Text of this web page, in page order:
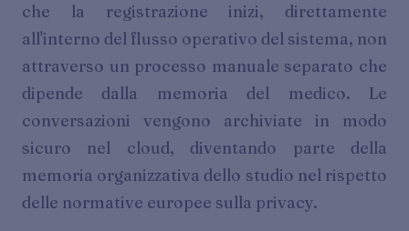
che la registrazione inizi, direttamente
all'interno del flusso operativo del sistema, non
attraverso un processo manuale separato che
dipende dalla memoria del medico. Le
conversazioni vengono archiviate in modo
sicuro nel cloud, diventando parte della
memoria organizzativa dello studio nel rispetto
delle normative europee sulla privacy.